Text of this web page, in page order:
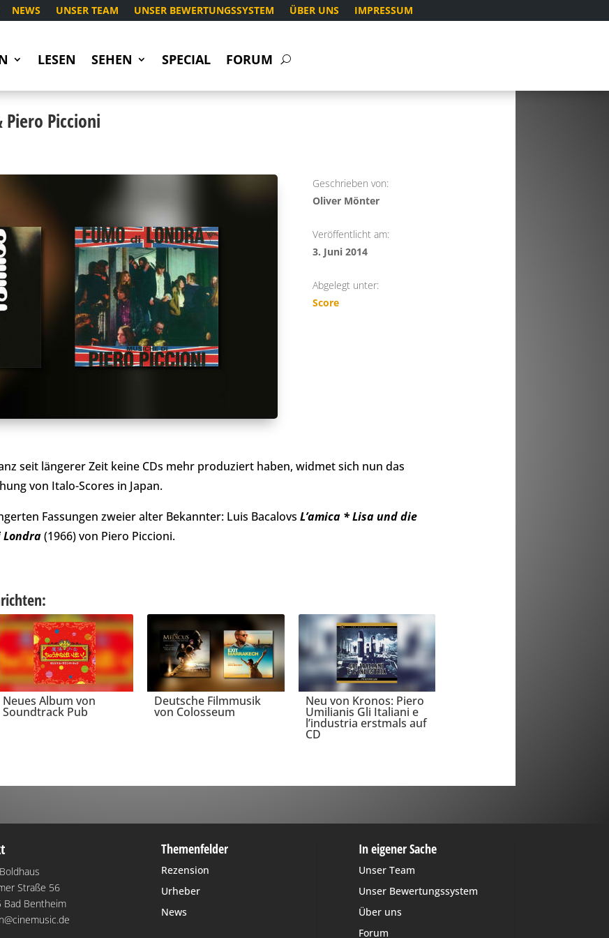
NEWS UNSER TEAM UNSER BEWERTUNGSSYSTEM ÜBER UNS IMPRESSUM
LESEN SEHEN SPECIAL FORUM
Piero Piccioni
Geschrieben von:
Oliver Mönter
Veröffentlicht am:
3. Juni 2014
Abgelegt unter:
Score
seit längerer Zeit keine CDs mehr produziert haben, widmet sich nun das
von Italo-Scores in Japan.
Fassungen zweier alter Bekannter: Luis Bacalovs L’amica * Lisa und die
Londra(1966) von Piero Piccioni.
Neues Album von
Soundtrack Pub
Deutsche Filmmusik
von Colosseum
Neu von Kronos: Piero
Umilianis Gli Italiani e
l’industria erstmals auf
CD
Straße 56
Bad Bentheim
Themenfelder
Rezension
Urheber
News
In eigener Sache
Unser Team
Unser Bewertungssystem
Über uns
Forum